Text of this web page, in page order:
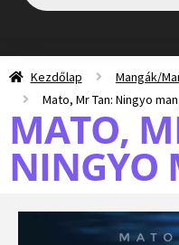
Kezdőlap Mangák/
Mato, Mr Tan: Ningyo
MATO,
NINGYO